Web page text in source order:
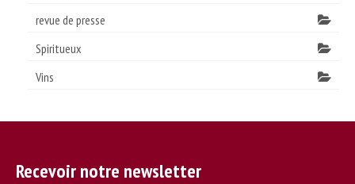
revue de presse
Spiritueux
Vins
Recevoir notre newsletter